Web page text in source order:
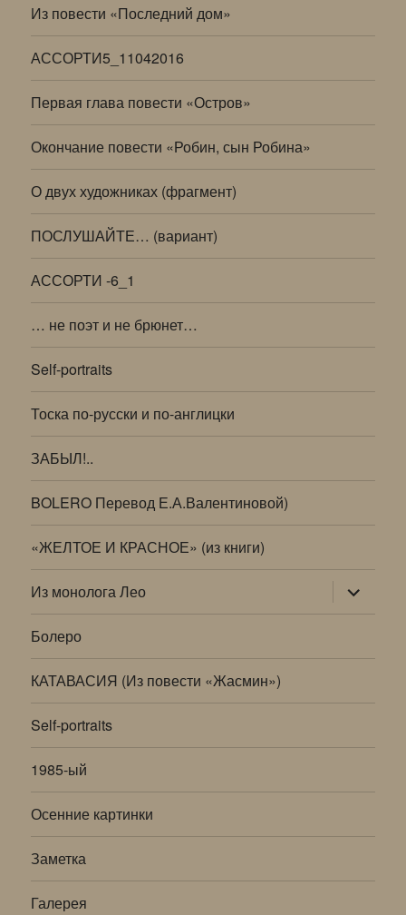
Из повести «Последний дом»
АССОРТИ5_11042016
Первая глава повести «Остров»
Окончание повести «Робин, сын Робина»
О двух художниках (фрагмент)
ПОСЛУШАЙТЕ… (вариант)
АССОРТИ -6_1
… не поэт и не брюнет…
Self-portraits
Тоска по-русски и по-англицки
ЗАБЫЛ!..
BOLERO Перевод Е.А.Валентиновой)
«ЖЕЛТОЕ И КРАСНОЕ» (из книги)
Из монолога Лео раскрыть
дочернее
меню
Болеро
КАТАВАСИЯ (Из повести «Жасмин»)
Self-portraits
1985-ый
Осенние картинки
Заметка
Галерея